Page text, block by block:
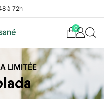
à 72h
0
LIMITÉE